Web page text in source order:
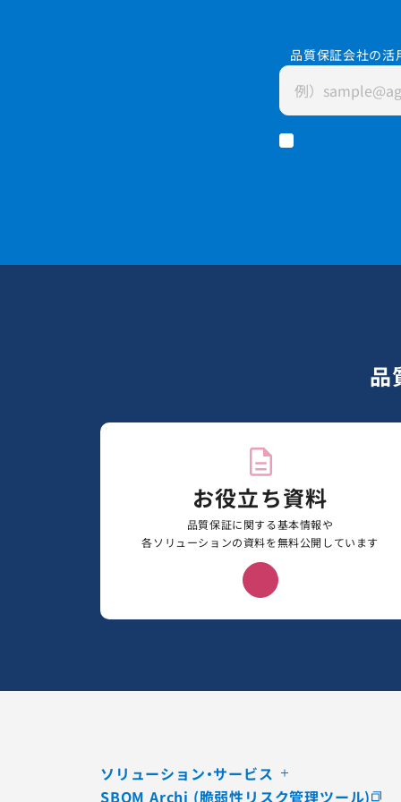
品質保証会社の活
品
お役立ち資料
品質保証に関する基本情報や
各ソリューションの資料を無料公開しています
ソリューション・サービス
SBOM Archi (脆弱性リスク管理ツール)